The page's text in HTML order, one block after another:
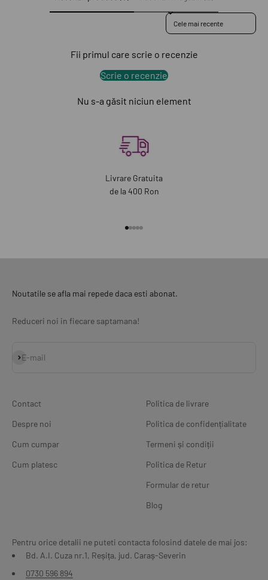
Sort reviews by
Fii primul care scrie o recenzie
Scrie o recenzie
Nu s-a găsit niciun element
Livrare Gratuita
de la 400 Ron
Noutatile se afla mai repede daca esti abonat.
Reduceri noi in fiecare saptamana!
E-mail
Abonează-te
Contact
Despre noi
Cum cumpar
Cum platesc
Politica de livrare
Politica de confidențialitate
Termeni și condiții
Politica de Retur
Formular de retur
Blog
Pentru orice detalii ne puteti contacta folosind datele de mai jos:
Bd. A.I. Cuza nr.1, Reșița, jud. Caraș-Severin
0730 596 894